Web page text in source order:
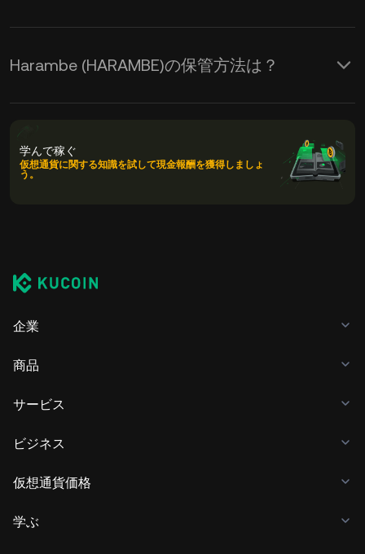
Harambe (HARAMBE)の保管方法は？
学んで稼ぐ
仮想通貨に関する知識を試して現金報酬を獲得しましょ
う。
企業
商品
サービス
ビジネス
仮想通貨価格
学ぶ